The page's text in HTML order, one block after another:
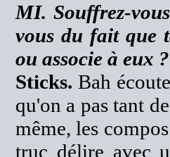
MI. Souffrez-
vous du fait que
ou associe à eux ?
Sticks. Bah
qu'on a pas tant
même, les
truc délire avec